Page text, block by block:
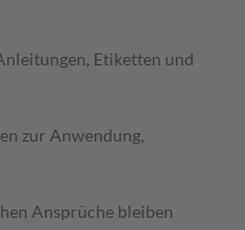
Etiketten und
zur Anwendung,
Ansprüche bleiben